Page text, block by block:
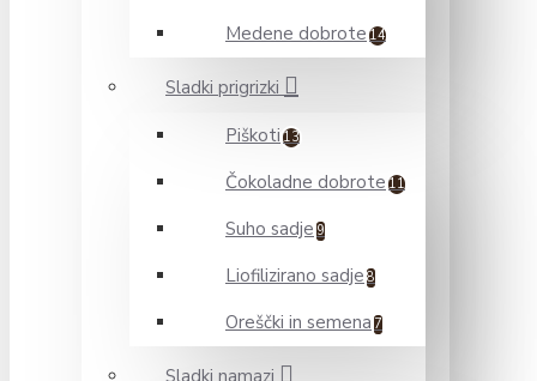
Medene dobrote 14
Sladki prigrizki
Piškoti 13
Čokoladne dobrote 11
Suho sadje 9
Liofilizirano sadje 8
Oreščki in semena 7
Sladki namazi